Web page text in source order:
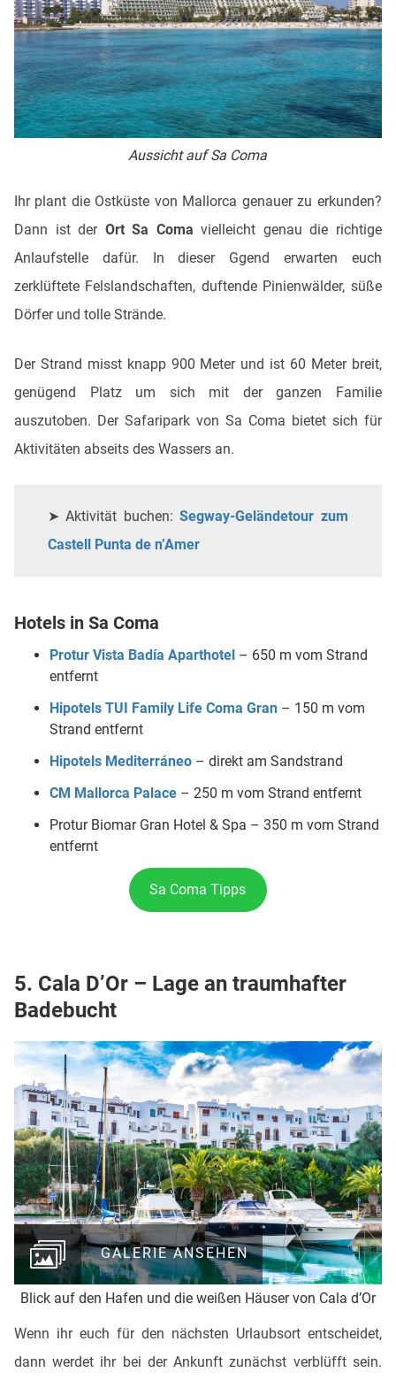
Aussicht auf Sa Coma
Ihr plant die Ostküste von Mallorca genauer zu erkunden?
Dann ist der Ort Sa Coma vielleicht genau die richtige
Anlaufstelle dafür. In dieser Ggend erwarten euch
zerklüftete Felslandschaften, duftende Pinienwälder, süße
Dörfer und tolle Strände.
Der Strand misst knapp 900 Meter und ist 60 Meter breit,
genügend Platz um sich mit der ganzen Familie
auszutoben. Der Safaripark von Sa Coma bietet sich für
Aktivitäten abseits des Wassers an.
➤ Aktivität buchen:Segway-Geländetour zum
Castell Punta de n’Amer
Hotels in Sa Coma
Protur Vista Badía Aparthotel – 650 m vom Strand
entfernt
Hipotels TUI Family Life Coma Gran – 150 m vom
Strand entfernt
Hipotels Mediterráneo – direkt am Sandstrand
CM Mallorca Palace – 250 m vom Strand entfernt
Protur Biomar Gran Hotel & Spa – 350 m vom Strand
entfernt
Sa Coma Tipps
5. Cala D’Or – Lage an traumhafter
Badebucht
Blick auf den Hafen und die weißen Häuser von Cala d’Or
GALERIE ANSEHEN
Wenn ihr euch für den nächsten Urlaubsort entscheidet,
dann werdet ihr bei der Ankunft zunächst verblüfft sein.